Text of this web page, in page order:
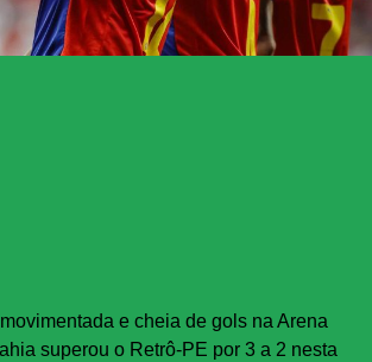
e cheia de gols na Arena
superou o Retrô-PE por 3 a 2 nesta